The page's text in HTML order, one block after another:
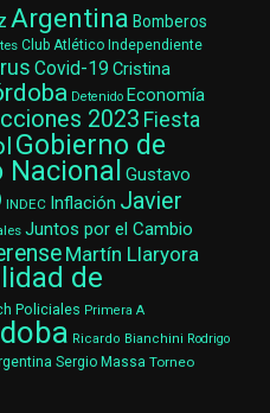
Argentina Bomberos
Club Atlético Independiente
Covid-19 Cristina
Detenido Economía
2023 Fiesta
Gobierno de
Gustavo
INDEC Inflación Javier
Juntos por el Cambio
Martín Llaryora
de
Policiales Primera A
Ricardo Bianchini Rodrigo
Sergio Massa Torneo